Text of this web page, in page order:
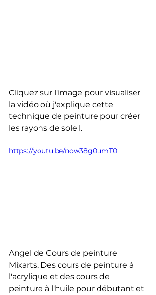
Cliquez sur l'image pour visualiser
la vidéo où j'explique cette
technique de peinture pour créer
les rayons de soleil.
https://youtu.be/now38g0umT0
Angel de Cours de peinture
Mixarts. Des cours de peinture à
l'acrylique et des cours de
peinture à l'huile pour débutant et